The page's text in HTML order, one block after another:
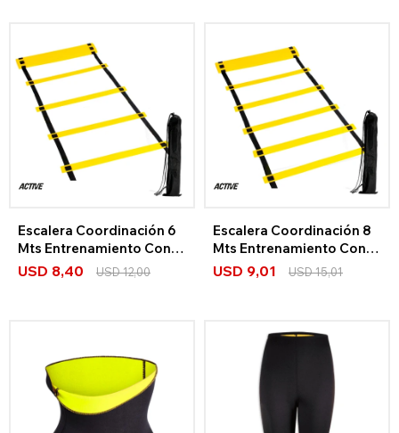
Escalera Coordinación 6
Mts Entrenamiento Con
Bolso
USD 8,40 USD12,00
Escalera Coordinación 8
Mts Entrenamiento Con
Bolso
USD 9,01 USD15,01